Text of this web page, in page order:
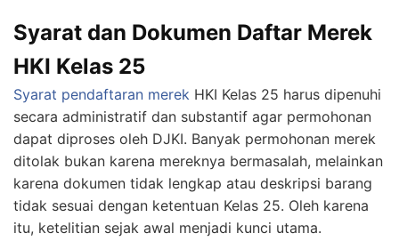
Syarat dan Dokumen Daftar Merek
HKI Kelas 25
Syarat pendaftaran merek HKI Kelas 25 harus dipenuhi
secara administratif dan substantif agar permohonan
dapat diproses oleh DJKI. Banyak permohonan merek
ditolak bukan karena mereknya bermasalah, melainkan
karena dokumen tidak lengkap atau deskripsi barang
tidak sesuai dengan ketentuan Kelas 25. Oleh karena
itu, ketelitian sejak awal menjadi kunci utama.